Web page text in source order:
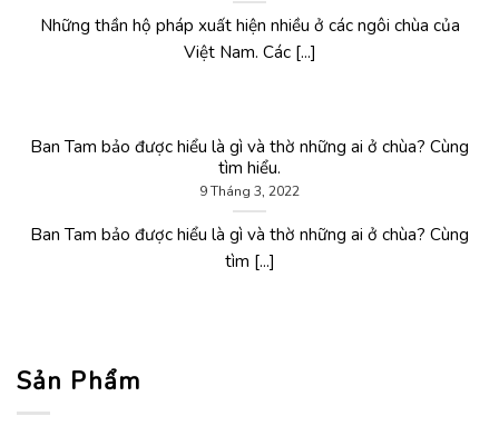
Những thần hộ pháp xuất hiện nhiều ở các ngôi chùa của
Việt Nam. Các [...]
Ban Tam bảo được hiểu là gì và thờ những ai ở chùa? Cùng
tìm hiểu.
9 Tháng 3, 2022
Ban Tam bảo được hiểu là gì và thờ những ai ở chùa? Cùng
tìm [...]
Sản Phẩm